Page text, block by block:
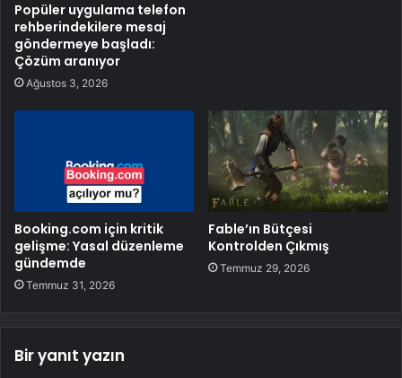
Popüler uygulama telefon
rehberindekilere mesaj
göndermeye başladı:
Çözüm aranıyor
Ağustos 3, 2026
Booking.com için kritik
gelişme: Yasal düzenleme
gündemde
Temmuz 31, 2026
Fable’ın Bütçesi
Kontrolden Çıkmış
Temmuz 29, 2026
Bir yanıt yazın